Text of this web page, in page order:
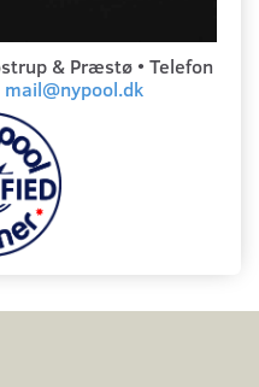
& Præstø • Telefon
mail@nypool.dk